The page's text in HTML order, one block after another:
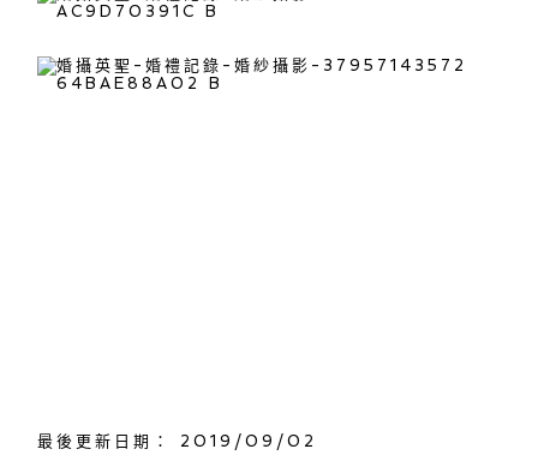
最後更新日期： 2019/09/02